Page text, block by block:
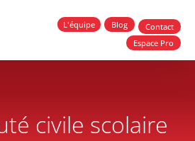
L'équipe Blog
Contact
Espace Pro
civile scolaire